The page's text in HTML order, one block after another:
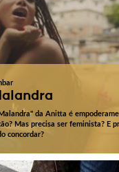
da Anitta é
Mas precisa ser feminista? E
concordar?